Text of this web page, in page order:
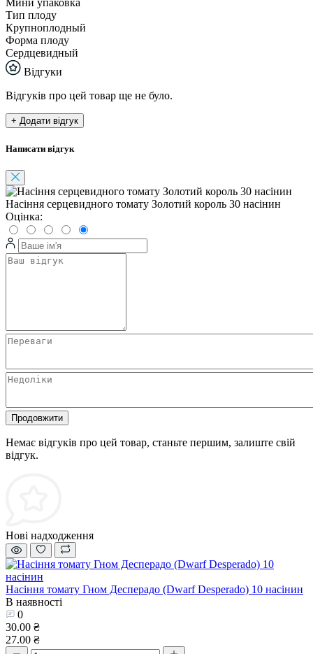
Тип плоду
Крупноплодный
Форма плоду
Сердцевидный
Відгуки
Відгуків про цей товар ще не було.
+ Додати відгук
Написати відгук
Насіння серцевидного томату Золотий король 30 насінин
Оцінка:
Продовжити
Немає відгуків про цей товар, станьте першим, залиште свій
відгук.
Нові надходження
Насіння томату Гном Десперадо (Dwarf Desperado) 10 насінин
В наявності
0
30.00 ₴
27.00 ₴